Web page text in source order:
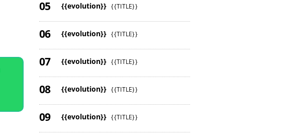
{{evolution}} {{TITLE}}
{{evolution}} {{TITLE}}
{{evolution}} {{TITLE}}
{{evolution}} {{TITLE}}
{{evolution}} {{TITLE}}